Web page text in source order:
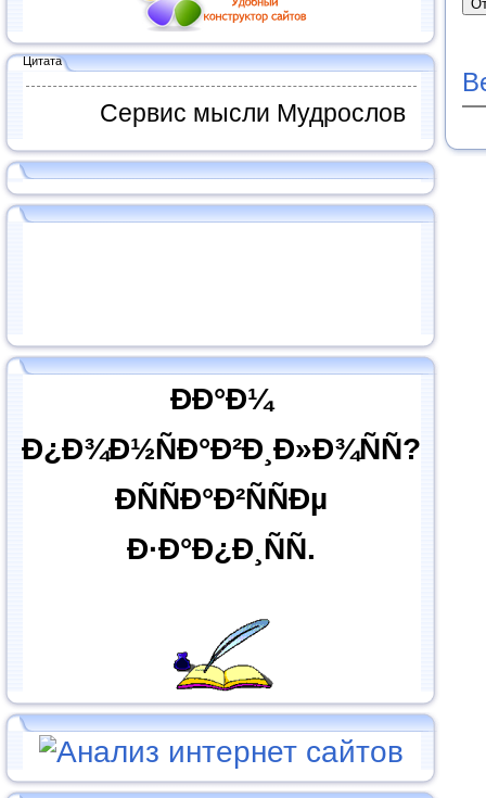
Цитата
Сервис мысли Мудрослов
ÐÐ°Ð¼
Ð¿Ð¾Ð½ÑÐ°Ð²Ð¸Ð»Ð¾ÑÑ?
ÐÑÑÐ°Ð²ÑÑÐµ
Ð·Ð°Ð¿Ð¸ÑÑ.